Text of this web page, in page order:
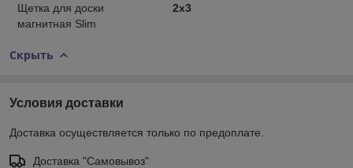
Щетка для доски
магнитная Slim
2х3
Скрыть
Условия доставки
Доставка осуществляется только по предоплате.
Доставка "Самовывоз"